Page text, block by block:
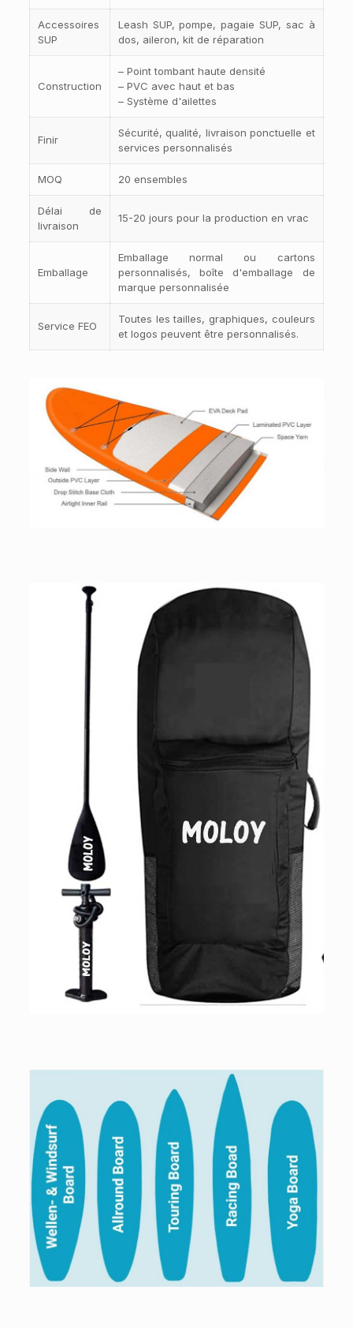
Accessoires
SUP
Leash SUP, pompe, pagaie SUP, sac à
dos, aileron, kit de réparation
Construction
– Point tombant haute densité
– PVC avec haut et bas
– Système d'ailettes
Finir
Sécurité, qualité, livraison ponctuelle et
services personnalisés
MOQ 20 ensembles
Délai de
livraison
15-20 jours pour la production en vrac
Emballage
Emballage normal ou cartons
personnalisés, boîte d'emballage de
marque personnalisée
Service FEO
Toutes les tailles, graphiques, couleurs
et logos peuvent être personnalisés.